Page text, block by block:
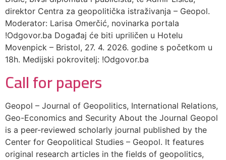
direktor Centra za geopolitička istraživanja – Geopol.
Moderator: Larisa Omerčić, novinarka portala
!Odgovor.ba Događaj će biti upriličen u Hotelu
Movenpick – Bristol, 27. 4. 2026. godine s početkom u
18h. Medijski pokrovitelj: !Odgovor.ba
Call for papers
Geopol – Journal of Geopolitics, International Relations,
Geo-Economics and Security About the Journal Geopol
is a peer-reviewed scholarly journal published by the
Center for Geopolitical Studies – Geopol. It features
original research articles in the fields of geopolitics,